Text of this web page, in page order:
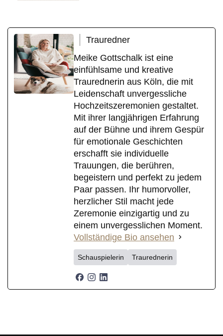
Trauredner
Meike Gottschalk ist eine
einfühlsame und kreative
Traurednerin aus Köln, die mit
Leidenschaft unvergessliche
Hochzeitszeremonien gestaltet.
Mit ihrer langjährigen Erfahrung
auf der Bühne und ihrem Gespür
für emotionale Geschichten
erschafft sie individuelle
Trauungen, die berühren,
begeistern und perfekt zu jedem
Paar passen. Ihr humorvoller,
herzlicher Stil macht jede
Zeremonie einzigartig und zu
einem unvergesslichen Moment.
Vollständige Bio ansehen
Schauspielerin Traurednerin